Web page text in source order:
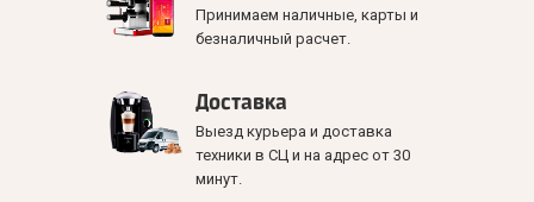
Принимаем наличные, карты и
безналичный расчет.
Доставка
Выезд курьера и доставка
техники в СЦ и на адрес от 30
минут.